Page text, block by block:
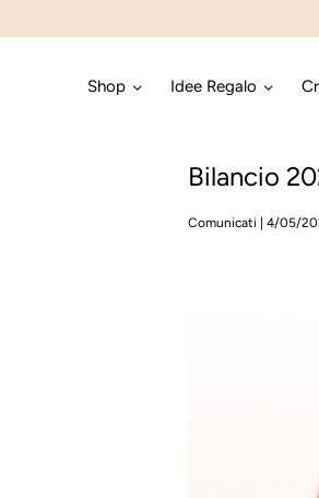
Shop Idee Regalo
Bilancio
Comunicati 4/05/